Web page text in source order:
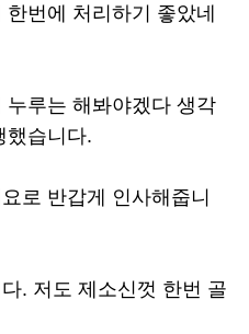
번에 처리하기 좋았네
루는 해봐야겠다 생각
했습니다.
로 반갑게 인사해줍니
. 저도 제소신껏 한번 골